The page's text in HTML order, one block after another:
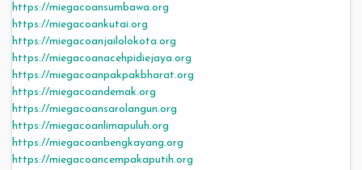
https://miegacoansumbawa.org
https://miegacoankutai.org
https://miegacoanjailolokota.org
https://miegacoanacehpidiejaya.org
https://miegacoanpakpakbharat.org
https://miegacoandemak.org
https://miegacoansarolangun.org
https://miegacoanlimapuluh.org
https://miegacoanbengkayang.org
https://miegacoancempakaputih.org